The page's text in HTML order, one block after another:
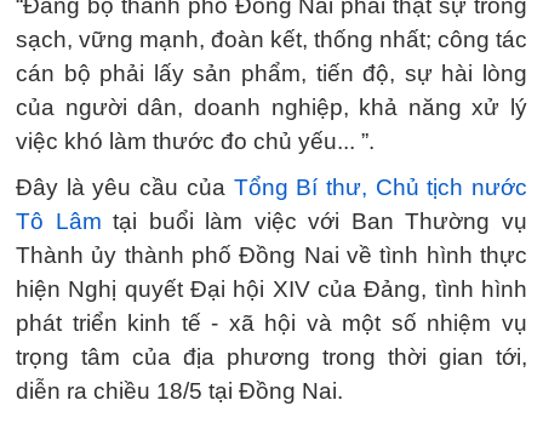
“Đảng bộ thành phố Đồng Nai phải thật sự trong
sạch, vững mạnh, đoàn kết, thống nhất; công tác
cán bộ phải lấy sản phẩm, tiến độ, sự hài lòng
của người dân, doanh nghiệp, khả năng xử lý
việc khó làm thước đo chủ yếu... ”.
Đây là yêu cầu của Tổng Bí thư, Chủ tịch nước
Tô Lâm tại buổi làm việc với Ban Thường vụ
Thành ủy thành phố Đồng Nai về tình hình thực
hiện Nghị quyết Đại hội XIV của Đảng, tình hình
phát triển kinh tế - xã hội và một số nhiệm vụ
trọng tâm của địa phương trong thời gian tới,
diễn ra chiều 18/5 tại Đồng Nai.